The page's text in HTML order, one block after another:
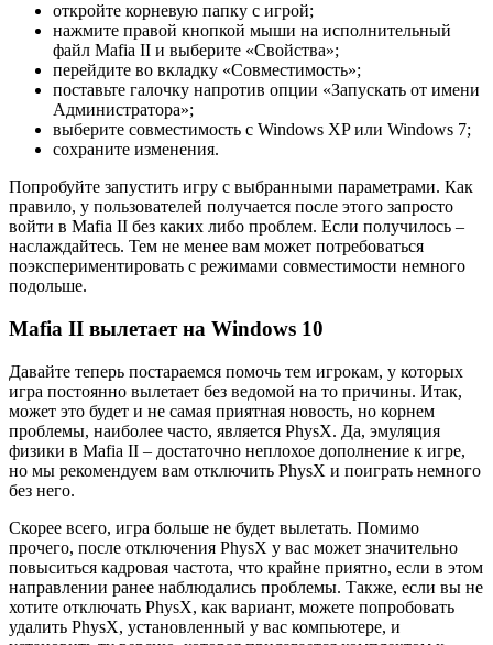
откройте корневую папку с игрой;
нажмите правой кнопкой мыши на исполнительный
файл Mafia II и выберите «Свойства»;
перейдите во вкладку «Совместимость»;
поставьте галочку напротив опции «Запускать от имени
Администратора»;
выберите совместимость с Windows XP или Windows 7;
сохраните изменения.
Попробуйте запустить игру с выбранными параметрами. Как
правило, у пользователей получается после этого запросто
войти в Mafia II без каких либо проблем. Если получилось –
наслаждайтесь. Тем не менее вам может потребоваться
поэкспериментировать с режимами совместимости немного
подольше.
Mafia II вылетает на Windows 10
Давайте теперь постараемся помочь тем игрокам, у которых
игра постоянно вылетает без ведомой на то причины. Итак,
может это будет и не самая приятная новость, но корнем
проблемы, наиболее часто, является PhysX. Да, эмуляция
физики в Mafia II – достаточно неплохое дополнение к игре,
но мы рекомендуем вам отключить PhysX и поиграть немного
без него.
Скорее всего, игра больше не будет вылетать. Помимо
прочего, после отключения PhysX у вас может значительно
повыситься кадровая частота, что крайне приятно, если в этом
направлении ранее наблюдались проблемы. Также, если вы не
хотите отключать PhysX, как вариант, можете попробовать
удалить PhysX, установленный у вас компьютере, и